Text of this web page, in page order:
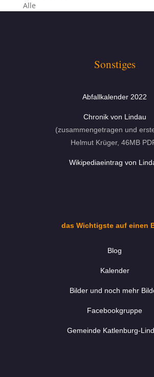
Alle
Sonstiges
Abfallkalender 2022
Chronik von Lindau
(zusammengetragen und
Helmut Krüger, 46MB
Wikipediaeintrag von
das Wichtigste auf einen
Blog
Kalender
Bilder und noch mehr
Facebookgruppe
Gemeinde Katlenburg-